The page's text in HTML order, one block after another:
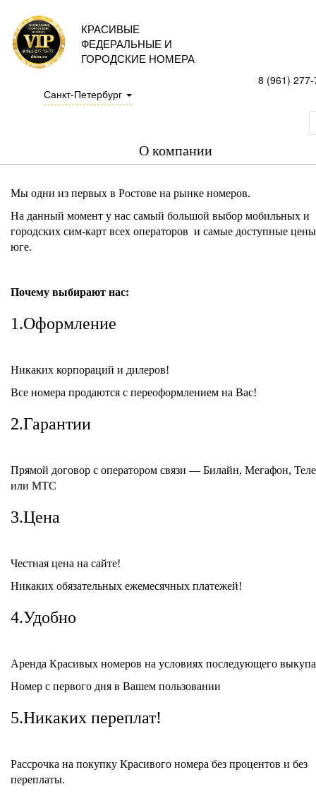
КРАСИВЫЕ
ФЕДЕРАЛЬНЫЕ И
ГОРОДСКИЕ НОМЕРА
Санкт-Петербург
8 (961)
О компании
Мы одни из первых в Ростове на рынке номеров.
На данный момент у нас самый большой выбор мобильных и
городских сим-карт всех операторов и самые доступные
юге.
Почему выбирают нас:
1.Оформление
Никаких корпораций и дилеров!
Все номера продаются с переоформлением на Вас!
2.Гарантии
Прямой договор с оператором связи — Билайн, Мегафон,
или МТС
3.Цена
Честная цена на сайте!
Никаких обязательных ежемесячных платежей!
4.Удобно
Аренда Красивых номеров на условиях последующего
Номер с первого дня в Вашем пользовании
5.Никаких переплат!
Рассрочка на покупку Красивого номера без процентов и без
переплаты.